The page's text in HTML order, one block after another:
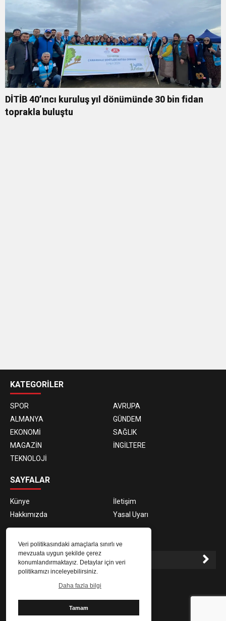
Veri politikasındaki amaçlarla sınırlı ve
mevzuata uygun şekilde çerez
konumlandırmaktayız. Detaylar için veri
politikamızı inceleyebilirsiniz.
Daha fazla bilgi
Tamam
DİTİB 40’ıncı kuruluş yıl dönümünde 30 bin fidan
toprakla buluştu
siteleri
KATEGORİLER
SPOR
AVRUPA
ALMANYA
GÜNDEM
EKONOMİ
SAĞLIK
MAGAZİN
İNGİLTERE
TEKNOLOJİ
SAYFALAR
Künye
İletişim
Hakkımızda
Yasal Uyarı